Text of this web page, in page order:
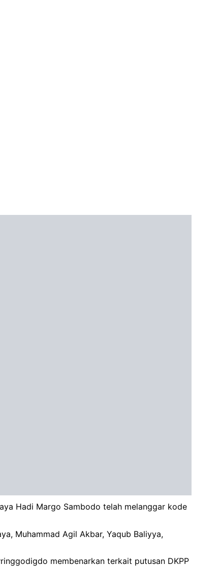
Hadi Margo Sambodo telah melanggar kode
Muhammad Agil Akbar, Yaqub Baliyya,
membenarkan terkait putusan DKPP